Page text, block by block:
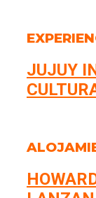
JUJUY